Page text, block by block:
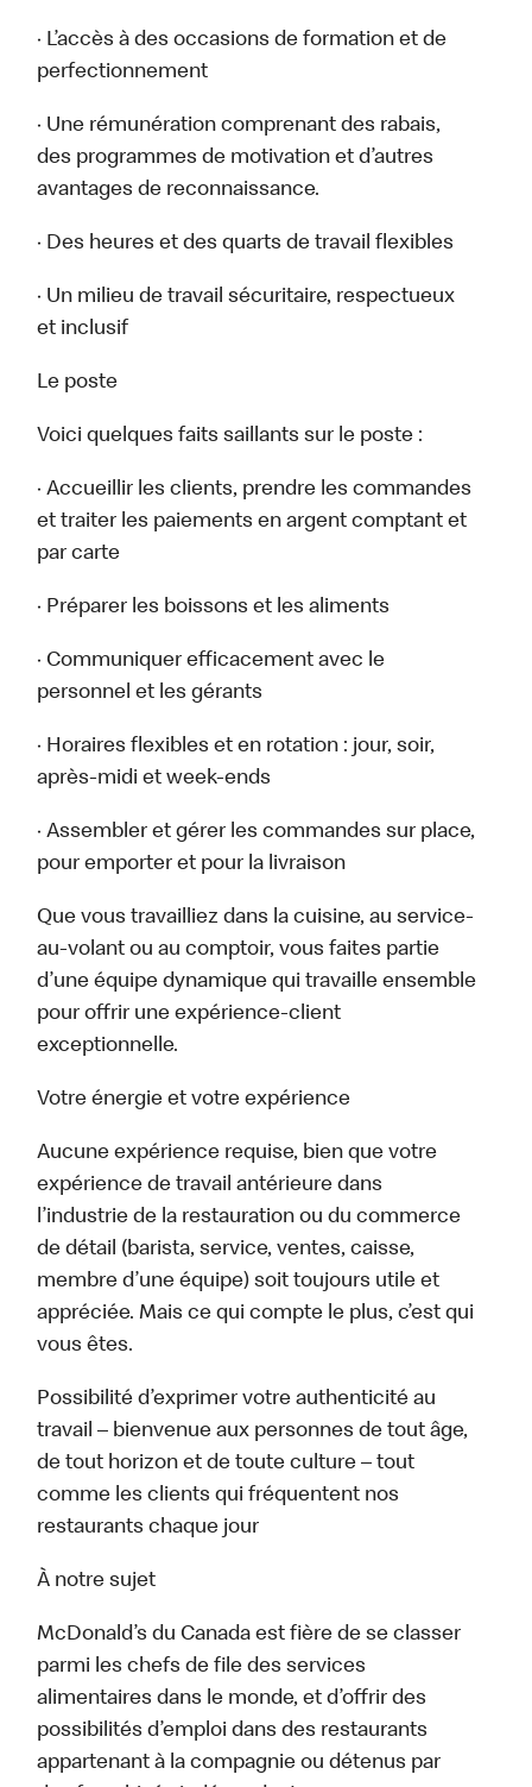
· L’accès à des occasions de formation et de
perfectionnement
· Une rémunération comprenant des rabais,
des programmes de motivation et d’autres
avantages de reconnaissance.
· Des heures et des quarts de travail flexibles
· Un milieu de travail sécuritaire, respectueux
et inclusif
Le poste
Voici quelques faits saillants sur le poste :
· Accueillir les clients, prendre les commandes
et traiter les paiements en argent comptant et
par carte
· Préparer les boissons et les aliments
· Communiquer efficacement avec le
personnel et les gérants
· Horaires flexibles et en rotation : jour, soir,
après-midi et week-ends
· Assembler et gérer les commandes sur place,
pour emporter et pour la livraison
Que vous travailliez dans la cuisine, au service-
au-volant ou au comptoir, vous faites partie
d’une équipe dynamique qui travaille ensemble
pour offrir une expérience-client
exceptionnelle.
Votre énergie et votre expérience
Aucune expérience requise, bien que votre
expérience de travail antérieure dans
l’industrie de la restauration ou du commerce
de détail (barista, service, ventes, caisse,
membre d’une équipe) soit toujours utile et
appréciée. Mais ce qui compte le plus, c’est qui
vous êtes.
Possibilité d’exprimer votre authenticité au
travail – bienvenue aux personnes de tout âge,
de tout horizon et de toute culture – tout
comme les clients qui fréquentent nos
restaurants chaque jour
À notre sujet
McDonald’s du Canada est fière de se classer
parmi les chefs de file des services
alimentaires dans le monde, et d’offrir des
possibilités d’emploi dans des restaurants
appartenant à la compagnie ou détenus par